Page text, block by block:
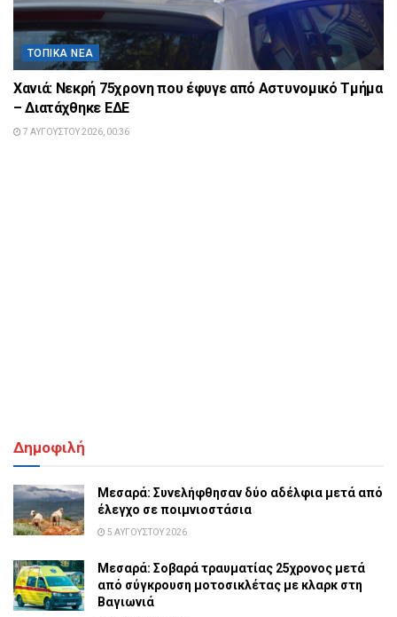
ΤΟΠΙΚΆ ΝΈΑ
Χανιά: Νεκρή 75χρονη που έφυγε από Αστυνομικό Τμήμα
– Διατάχθηκε ΕΔΕ
7 ΑΥΓΟΎΣΤΟΥ 2026, 00:36
Δημοφιλή
Μεσαρά: Συνελήφθησαν δύο αδέλφια μετά από
έλεγχο σε ποιμνιοστάσια
5 ΑΥΓΟΎΣΤΟΥ 2026
Μεσαρά: Σοβαρά τραυματίας 25χρονος μετά
από σύγκρουση μοτοσικλέτας με κλαρκ στη
Βαγιωνιά